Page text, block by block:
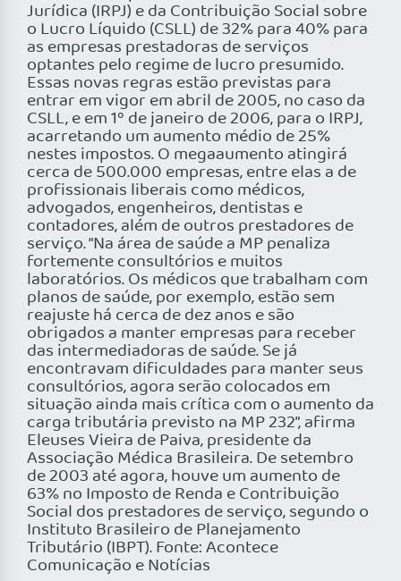
Jurídica (IRPJ) e da Contribuição Social sobre
o Lucro Líquido (CSLL) de 32% para 40% para
as empresas prestadoras de serviços
optantes pelo regime de lucro presumido.
Essas novas regras estão previstas para
entrar em vigor em abril de 2005, no caso da
CSLL, e em 1º de janeiro de 2006, para o IRPJ,
acarretando um aumento médio de 25%
nestes impostos. O megaaumento atingirá
cerca de 500.000 empresas, entre elas a de
profissionais liberais como médicos,
advogados, engenheiros, dentistas e
contadores, além de outros prestadores de
serviço. “Na área de saúde a MP penaliza
fortemente consultórios e muitos
laboratórios. Os médicos que trabalham com
planos de saúde, por exemplo, estão sem
reajuste há cerca de dez anos e são
obrigados a manter empresas para receber
das intermediadoras de saúde. Se já
encontravam dificuldades para manter seus
consultórios, agora serão colocados em
situação ainda mais crítica com o aumento da
carga tributária previsto na MP 232”, afirma
Eleuses Vieira de Paiva, presidente da
Associação Médica Brasileira. De setembro
de 2003 até agora, houve um aumento de
63% no Imposto de Renda e Contribuição
Social dos prestadores de serviço, segundo o
Instituto Brasileiro de Planejamento
Tributário (IBPT). Fonte: Acontece
Comunicação e Notícias